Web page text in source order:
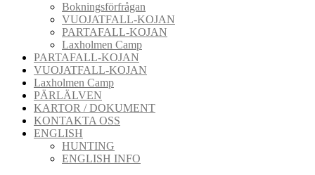
Bokningsförfrågan
VUOJATFALL-KOJAN
PARTAFALL-KOJAN
Laxholmen Camp
PARTAFALL-KOJAN
VUOJATFALL-KOJAN
Laxholmen Camp
PÄRLÄLVEN
KARTOR / DOKUMENT
KONTAKTA OSS
ENGLISH
HUNTING
ENGLISH INFO